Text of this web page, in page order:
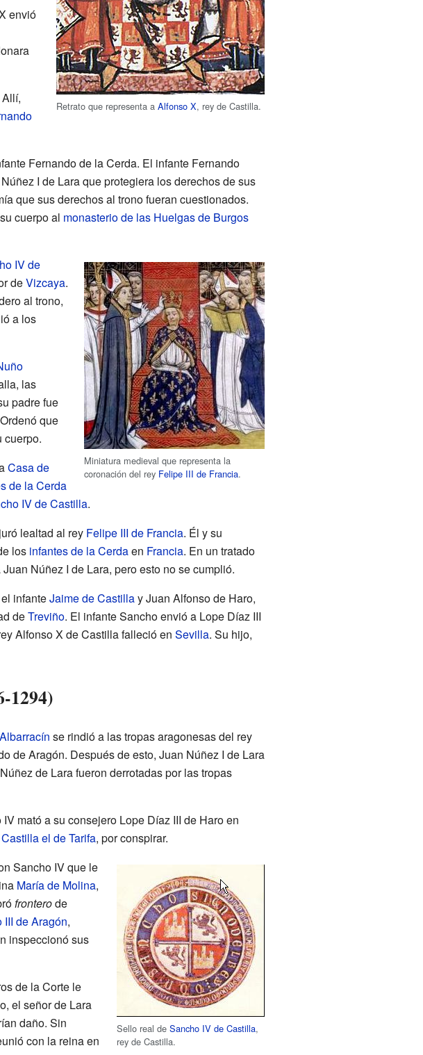
Retrato que representa aAlfonso X, rey de Castilla.
envió
Fernando de la Cerda. El infante Fernando
I de Lara que protegiera los derechos de sus
que sus derechos al trono fueran cuestionados.
cuerpo al monasterio de las Huelgas de Burgos
Miniatura medieval que representa la
coronación del rey Felipe III de Francia.
IV de
deVizcaya.
al trono,
a los
las
padre fue
que
cuerpo.
Casa de
de la Cerda
IV de Castilla.
lealtad al rey Felipe III de Francia. Él y su
los infantes de la Cerdaen Francia. En un tratado
Núñez I de Lara, pero esto no se cumplió.
infanteJaime de Castillay Juan Alfonso de Haro,
deTreviño. El infante Sancho envió a Lope Díaz III
Alfonso X de Castilla falleció en Sevilla. Su hijo,
1294)
Albarracín se rindió a las tropas aragonesas del rey
de Aragón. Después de esto, Juan Núñez I de Lara
de Lara fueron derrotadas por las tropas
mató a su consejero Lope Díaz III de Haro en
el de Tarifa, por conspirar.
Sello real deSancho IV de Castilla,
rey de Castilla.
Sancho IV que le
María de Molina,
fronterode
III de Aragón,
inspeccionó sus
de la Corte le
el señor de Lara
daño. Sin
con la reina en